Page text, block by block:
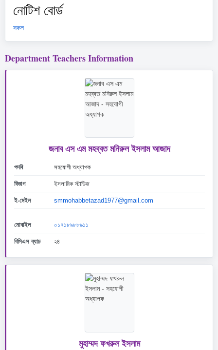
নোটিশ বোর্ড
সকল
Department Teachers Information
জনাব এস এম মহব্বত মনিরুল ইসলাম আজাদ
পদবি সহযোগী অধ্যাপক
বিভাগ ইসলামিক স্টাডিজ
ই-মেইল smmohabbetazad1977@gmail.com
মোবাইল ০১৭১৮৯৮৮৯১১
বিসিএস ব্যাচ ২৪
মুহাম্মদ ফখরুল ইসলাম